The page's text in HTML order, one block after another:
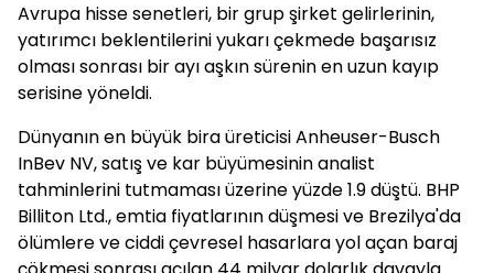
Avrupa hisse senetleri, bir grup şirket gelirlerinin,
yatırımcı beklentilerini yukarı çekmede başarısız
olması sonrası bir ayı aşkın sürenin en uzun kayıp
serisine yöneldi.
Dünyanın en büyük bira üreticisi Anheuser-Busch
InBev NV, satış ve kar büyümesinin analist
tahminlerini tutmaması üzerine yüzde 1.9 düştü. BHP
Billiton Ltd., emtia fiyatlarının düşmesi ve Brezilya'da
ölümlere ve ciddi çevresel hasarlara yol açan baraj